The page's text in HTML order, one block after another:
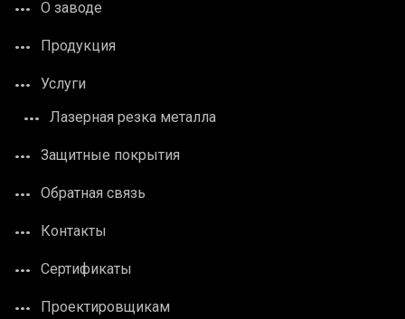
О заводе
Продукция
Услуги
Лазерная резка металла
Защитные покрытия
Обратная связь
Контакты
Сертификаты
Проектировщикам